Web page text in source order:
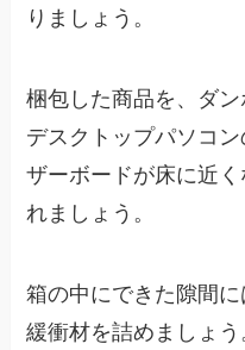
りましょう。
梱包した商品を、ダン
デスクトップパソコ
ザーボードが床に近
れましょう。
箱の中にできた隙間
緩衝材を詰めましょ